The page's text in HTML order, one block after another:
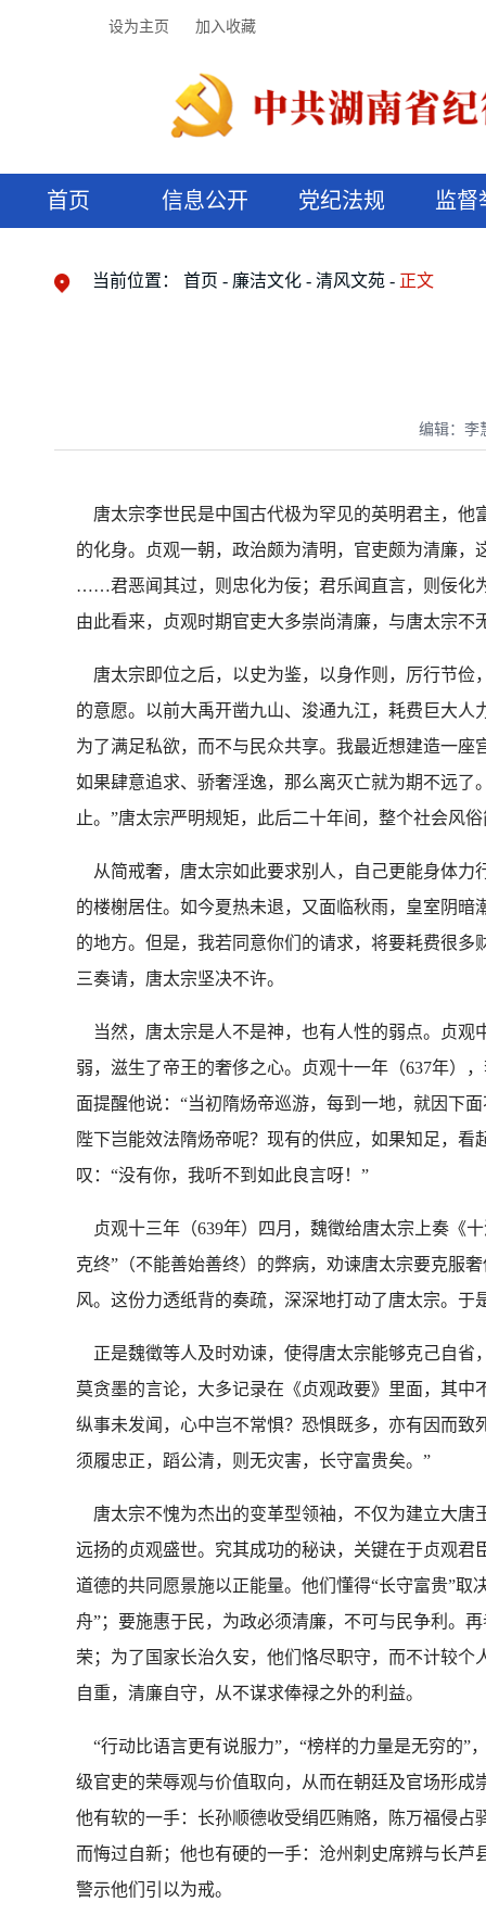
设为主页 加入收藏
首页 信息公开 党纪法规 监督
当前位置： 首页 廉洁文化 清风文苑 正文
编辑：李
唐太宗李世民是中国古代极为罕见的英明君主，他
的化身。贞观一朝，政治颇为清明，官吏颇为清廉
……君恶闻其过，则忠化为佞；君乐闻直言，则佞化
由此看来，贞观时期官吏大多崇尚清廉，与唐太宗不
唐太宗即位之后，以史为鉴，以身作则，厉行节俭
的意愿。以前大禹开凿九山、浚通九江，耗费巨大
为了满足私欲，而不与民众共享。我最近想建造一
如果肆意追求、骄奢淫逸，那么离灭亡就为期不远
止。”唐太宗严明规矩，此后二十年间，整个社会风
从简戒奢，唐太宗如此要求别人，自己更能身体力
的楼榭居住。如今夏热未退，又面临秋雨，皇室阴
的地方。但是，我若同意你们的请求，将要耗费很
三奏请，唐太宗坚决不许。
当然，唐太宗是人不是神，也有人性的弱点。贞观
弱，滋生了帝王的奢侈之心。贞观十一年（637年）
面提醒他说：“当初隋炀帝巡游，每到一地，就因下
陛下岂能效法隋炀帝呢？现有的供应，如果知足，
叹：“没有你，我听不到如此良言呀！”
贞观十三年（639年）四月，魏徵给唐太宗上奏《
克终”（不能善始善终）的弊病，劝谏唐太宗要克服
风。这份力透纸背的奏疏，深深地打动了唐太宗。
正是魏徵等人及时劝谏，使得唐太宗能够克己自省
莫贪墨的言论，大多记录在《贞观政要》里面，其
纵事未发闻，心中岂不常惧？恐惧既多，亦有因而
须履忠正，蹈公清，则无灾害，长守富贵矣。”
唐太宗不愧为杰出的变革型领袖，不仅为建立大唐
远扬的贞观盛世。究其成功的秘诀，关键在于贞观
道德的共同愿景施以正能量。他们懂得“长守富贵”
舟”；要施惠于民，为政必须清廉，不可与民争利。
荣；为了国家长治久安，他们恪尽职守，而不计较
自重，清廉自守，从不谋求俸禄之外的利益。
“行动比语言更有说服力”，“榜样的力量是无穷的”
级官吏的荣辱观与价值取向，从而在朝廷及官场形
他有软的一手：长孙顺德收受绢匹贿赂，陈万福侵
而悔过自新；他也有硬的一手：沧州刺史席辨与长
警示他们引以为戒。